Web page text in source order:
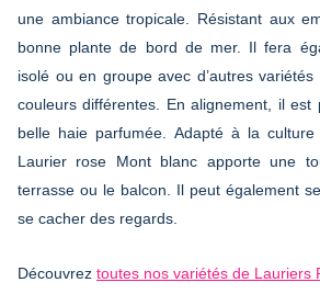
une ambiance tropicale. Résistant aux
bonne plante de bord de mer. Il fera
isolé ou en groupe avec d’autres
couleurs différentes. En alignement, il
belle haie parfumée. Adapté à la
Laurier rose Mont blanc apporte une
terrasse ou le balcon. Il peut également
se cacher des regards.
Découvrez toutes nos variétés de Lauriers